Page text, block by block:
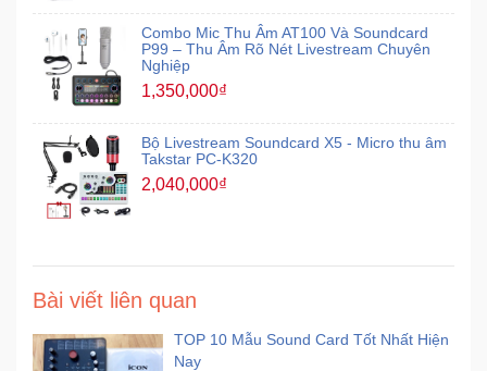
Combo Mic Thu Âm AT100 Và Soundcard
P99 – Thu Âm Rõ Nét Livestream Chuyên
Nghiệp
1,350,000₫
Bộ Livestream Soundcard X5 - Micro thu âm
Takstar PC-K320
2,040,000₫
Bài viết liên quan
TOP 10 Mẫu Sound Card Tốt Nhất Hiện
Nay